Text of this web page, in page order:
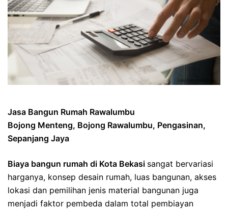
Jasa Bangun Rumah Rawalumbu
Bojong Menteng, Bojong Rawalumbu, Pengasinan,
Sepanjang Jaya
Biaya bangun rumah di Kota Bekasi sangat bervariasi
harganya, konsep desain rumah, luas bangunan, akses
lokasi dan pemilihan jenis material bangunan juga
menjadi faktor pembeda dalam total pembiayan